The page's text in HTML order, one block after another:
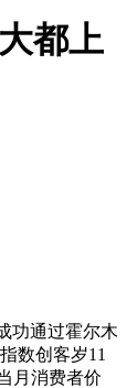
都上
通过霍尔木
数创客岁11
月消费者价